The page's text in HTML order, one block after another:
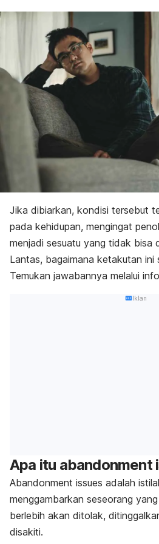
Jika dibiarkan, kondisi tersebut
pada kehidupan, mengingat
menjadi sesuatu yang tidak bisa
Lantas, bagaimana ketakutan ini
Temukan jawabannya melalui
Iklan
Apa itu abandonment
Abandonment issues adalah
menggambarkan seseorang
berlebih akan ditolak,
disakiti.